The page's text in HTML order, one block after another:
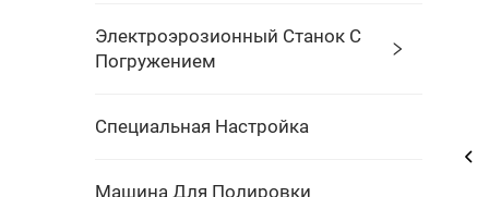
Электроэрозионный Станок С
Погружением
Специальная Настройка
Машина Для Полировки